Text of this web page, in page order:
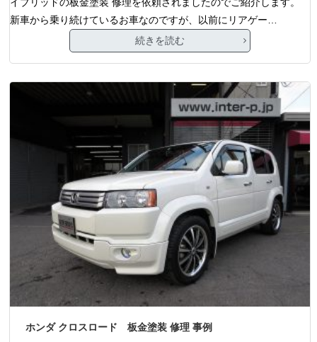
イブリッドの板金塗装 修理を依頼されましたのでご紹介します。
新車から乗り続けているお車なのですが、以前にリアゲー…
続きを読む
ホンダ クロスロード 板金塗装 修理 事例